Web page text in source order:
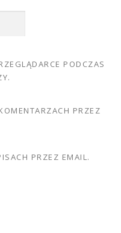
PODCZAS
PRZEZ
PRZEZ EMAIL.